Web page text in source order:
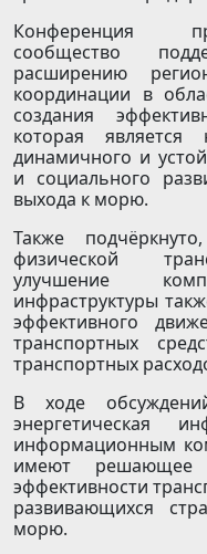
Конференция
сообщество
расширению
координации в
создания
которая
динамичного и
и социального
выхода к морю.
Также
физической
улучшение
инфраструктуры
эффективного
транспортных
транспортных
В ходе
энергетическая
информационным
имеют решающее
эффективности
развивающихся
морю.